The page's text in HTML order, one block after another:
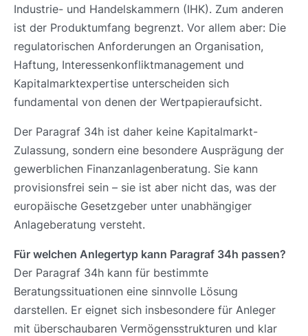
Industrie- und Handelskammern (IHK). Zum anderen
ist der Produktumfang begrenzt. Vor allem aber: Die
regulatorischen Anforderungen an Organisation,
Haftung, Interessenkonfliktmanagement und
Kapitalmarktexpertise unterscheiden sich
fundamental von denen der Wertpapieraufsicht.
Der Paragraf 34h ist daher keine Kapitalmarkt-
Zulassung, sondern eine besondere Ausprägung der
gewerblichen Finanzanlagenberatung. Sie kann
provisionsfrei sein – sie ist aber nicht das, was der
europäische Gesetzgeber unter unabhängiger
Anlageberatung versteht.
Für welchen Anlegertyp kann Paragraf 34h passen?
Der Paragraf 34h kann für bestimmte
Beratungssituationen eine sinnvolle Lösung
darstellen. Er eignet sich insbesondere für Anleger
mit überschaubaren Vermögensstrukturen und klar